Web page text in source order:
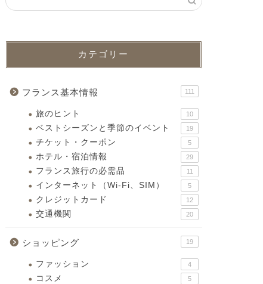
カテゴリー
フランス基本情報 111
旅のヒント 10
ベストシーズンと季節のイベント 19
チケット・クーポン 5
ホテル・宿泊情報 29
フランス旅行の必需品 11
インターネット（Wi-Fi、SIM） 5
クレジットカード 12
交通機関 20
ショッピング 19
ファッション 4
コスメ 5